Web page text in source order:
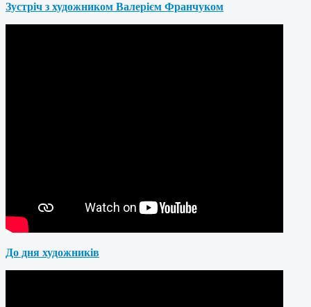
Зустріч з художником Валерієм Франчуком
До дня художників